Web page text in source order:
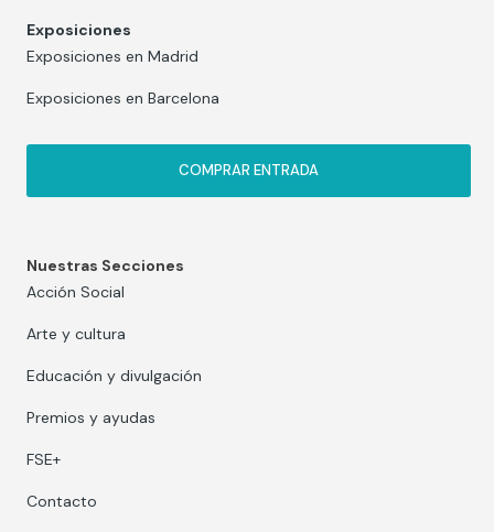
Exposiciones
Exposiciones en Madrid
Exposiciones en Barcelona
COMPRAR ENTRADA
Nuestras Secciones
Acción Social
Arte y cultura
Educación y divulgación
Premios y ayudas
FSE+
Contacto